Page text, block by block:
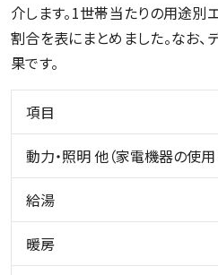
介します。1世帯当たりの用途別
割合を表にまとめました。なお
果です。
項目
動力・照明 他（家電機器の使用
給湯
暖房